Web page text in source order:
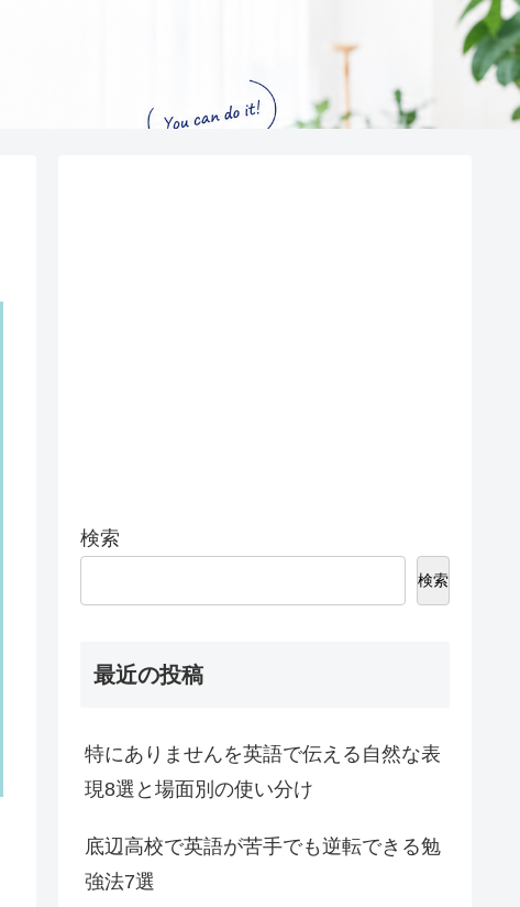
検索
検索
最近の投稿
特にありませんを英語で伝える自然な表
現8選と場面別の使い分け
底辺高校で英語が苦手でも逆転できる勉
強法7選